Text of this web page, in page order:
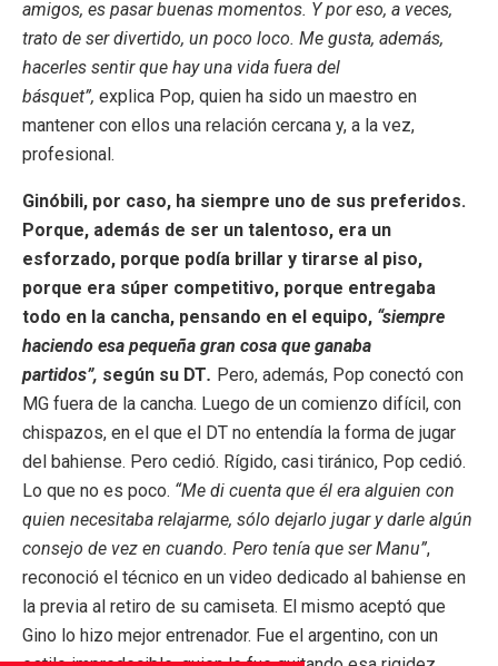
amigos, es pasar buenas momentos. Y por eso, a veces,
trato de ser divertido, un poco loco. Me gusta, además,
hacerles sentir que hay una vida fuera del
básquet”, explica Pop, quien ha sido un maestro en
mantener con ellos una relación cercana y, a la vez,
profesional.
Ginóbili, por caso, ha siempre uno de sus preferidos.
Porque, además de ser un talentoso, era un
esforzado, porque podía brillar y tirarse al piso,
porque era súper competitivo, porque entregaba
todo en la cancha, pensando en el equipo, “siempre
haciendo esa pequeña gran cosa que ganaba
partidos”, según su DT. Pero, además, Pop conectó con
MG fuera de la cancha. Luego de un comienzo difícil, con
chispazos, en el que el DT no entendía la forma de jugar
del bahiense. Pero cedió. Rígido, casi tiránico, Pop cedió.
Lo que no es poco. “Me di cuenta que él era alguien con
quien necesitaba relajarme, sólo dejarlo jugar y darle algún
consejo de vez en cuando. Pero tenía que ser Manu”,
reconoció el técnico en un video dedicado al bahiense en
la previa al retiro de su camiseta. El mismo aceptó que
Gino lo hizo mejor entrenador. Fue el argentino, con un